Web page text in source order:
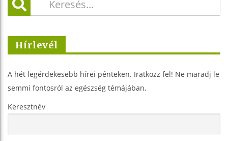
Hírlevél
A hét legérdekesebb hírei pénteken. Iratkozz fel! Ne maradj le
semmi fontosról az egészség témájában.
Keresztnév